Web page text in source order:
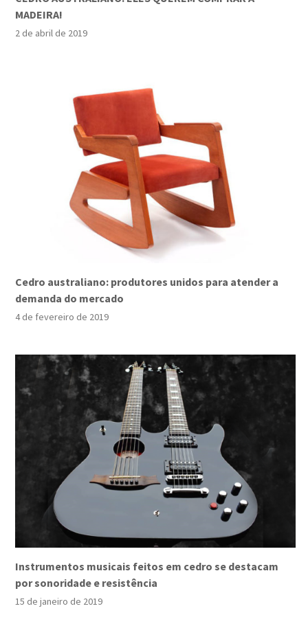
MADEIRA!
2 de abril de 2019
Cedro australiano: produtores unidos para atender a
demanda do mercado
4 de fevereiro de 2019
Instrumentos musicais feitos em cedro se destacam
por sonoridade e resistência
15 de janeiro de 2019